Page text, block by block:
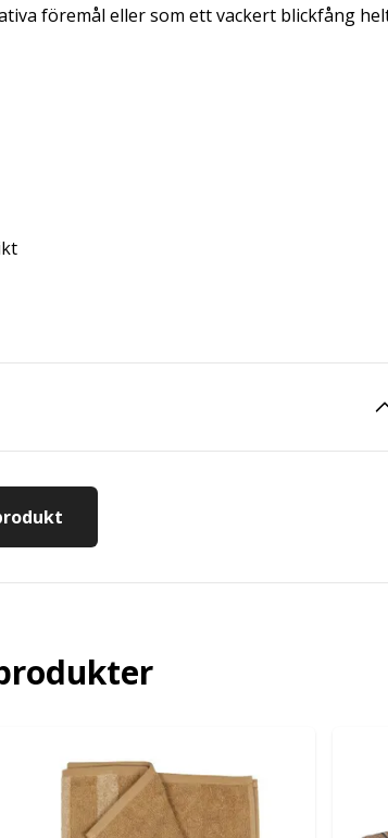
föremål eller som ett vackert blickfång